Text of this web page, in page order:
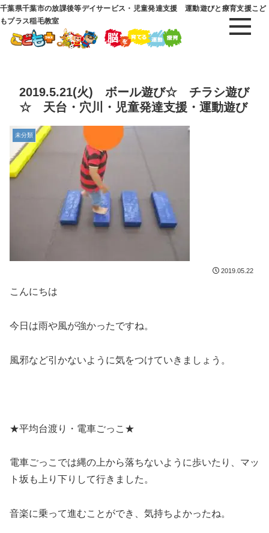
千葉県千葉市の放課後等デイサービス・児童発達支援 運動遊びと療育支援こど
もプラス稲毛教室
2019.5.21(火) ボール遊び☆ チラシ遊び
☆ 天台・穴川・児童発達支援・運動遊び
未分類
2019.05.22
こんにちは
今日は雨や風が強かったですね。
風邪など引かないように気をつけていきましょう。
★平均台渡り・電車ごっこ★
電車ごっこでは縄の上から落ちないように歩いたり、マッ
ト坂も上り下りして行きました。
音楽に乗って進むことができ、気持ちよかったね。